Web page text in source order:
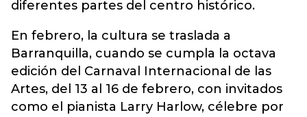
diferentes partes del centro histórico.
En febrero, la cultura se traslada a
Barranquilla, cuando se cumpla la octava
edición del Carnaval Internacional de las
Artes, del 13 al 16 de febrero, con invitados
como el pianista Larry Harlow, célebre por